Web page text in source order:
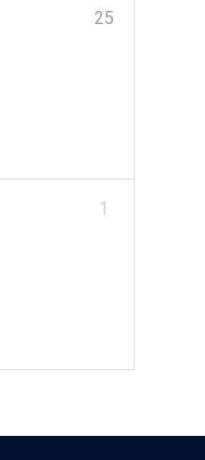
25
1